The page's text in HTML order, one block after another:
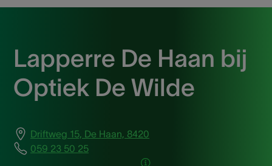
Lapperre De Haan bij
Optiek De Wilde
Driftweg 15, De Haan, 8420
059 23 50 25